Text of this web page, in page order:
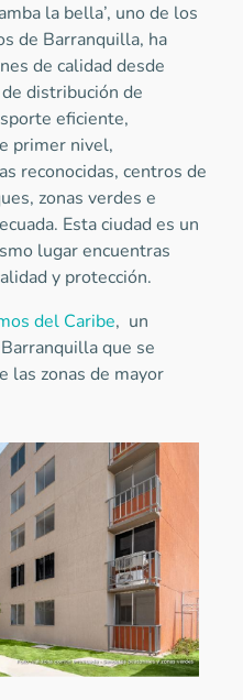
la bella’, uno de los
de Barranquilla, ha
de calidad desde
distribución de
eficiente,
primer nivel,
reconocidas, centros de
zonas verdes e
Esta ciudad es un
lugar encuentras
y protección.
del Caribe, un
que se
las zonas de mayor